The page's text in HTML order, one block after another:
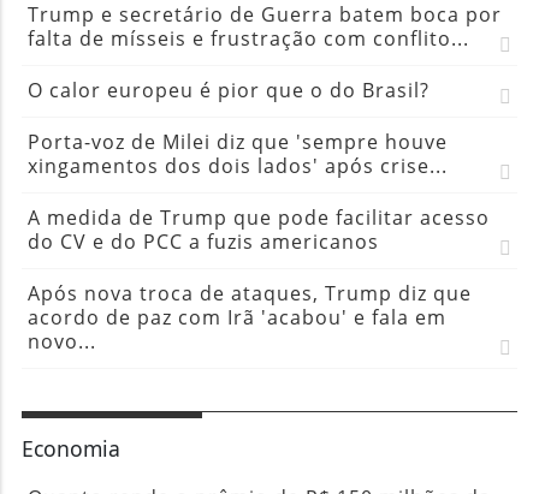
Trump e secretário de Guerra batem boca por
falta de mísseis e frustração com conflito...
O calor europeu é pior que o do Brasil?
Porta-voz de Milei diz que 'sempre houve
xingamentos dos dois lados' após crise...
A medida de Trump que pode facilitar acesso
do CV e do PCC a fuzis americanos
Após nova troca de ataques, Trump diz que
acordo de paz com Irã 'acabou' e fala em
novo...
Economia